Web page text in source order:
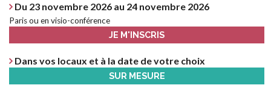
Du 23 novembre 2026 au 24 novembre 2026
Paris ou en visio-conférence
JE M'INSCRIS
Dans vos locaux et à la date de votre choix
SUR MESURE